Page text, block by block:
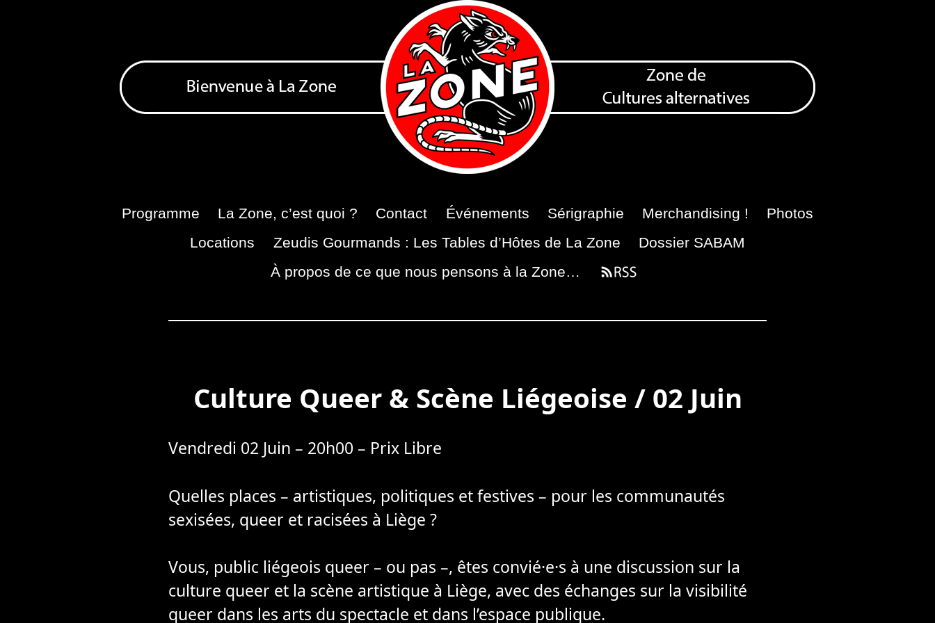
Programme La Zone, c’est quoi ? Contact Événements Sérigraphie Merchandising !
Photos
Locations
Zeudis Gourmands : Les Tables d’Hôtes de La Zone
Dossier SABAM
À propos de ce que nous pensons à la Zone…
Culture Queer & Scène Liégeoise / 02 Juin
Vendredi 02 Juin – 20h00 – Prix Libre
Quelles places – artistiques, politiques et festives – pour les communautés
sexisées, queer et racisées à Liège ?
Vous, public liégeois queer – ou pas –, êtes convié·e·s à une discussion sur la
culture queer et la scène artistique à Liège, avec des échanges sur la visibilité
queer dans les arts du spectacle et dans l’espace publique.